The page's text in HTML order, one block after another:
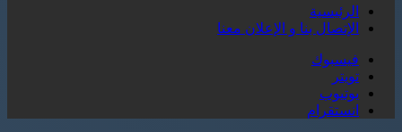
الرئيسية
الإتصال بنا و الإعلان معنا
فيسبوك
تويتر
يوتيوب
انستقرام